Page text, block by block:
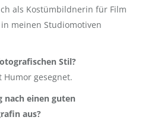
als Kostümbildnerin für Film
meinen Studiomotiven
Stil?
gesegnet.
nach einen guten
aus?